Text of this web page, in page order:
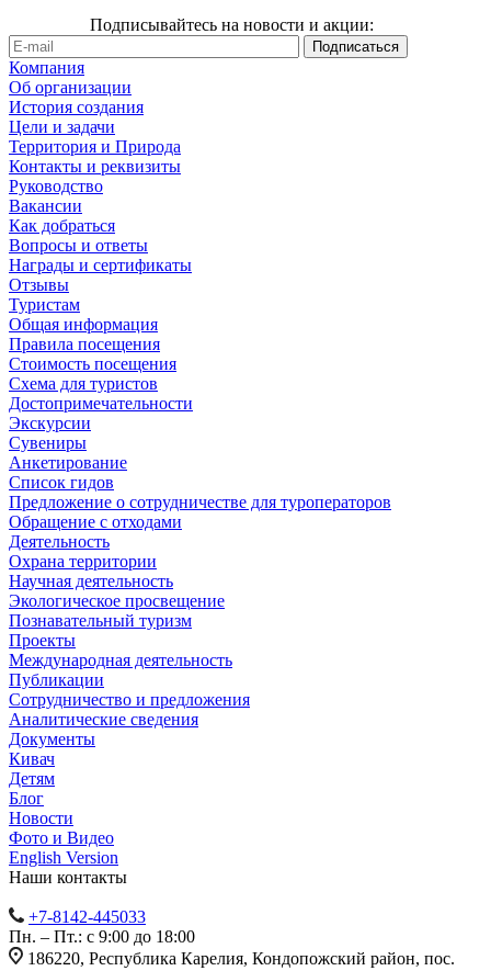
Подписывайтесь на новости и акции:
Компания
Об организации
История создания
Цели и задачи
Территория и Природа
Контакты и реквизиты
Руководство
Вакансии
Как добраться
Вопросы и ответы
Награды и сертификаты
Отзывы
Туристам
Общая информация
Правила посещения
Стоимость посещения
Схема для туристов
Достопримечательности
Экскурсии
Сувениры
Анкетирование
Список гидов
Предложение о сотрудничестве для туроператоров
Обращение с отходами
Деятельность
Охрана территории
Научная деятельность
Экологическое просвещение
Познавательный туризм
Проекты
Международная деятельность
Публикации
Сотрудничество и предложения
Аналитические сведения
Документы
Кивач
Детям
Блог
Новости
Фото и Видео
English Version
Наши контакты
+7-8142-445033
Пн. – Пт.: с 9:00 до 18:00
186220, Республика Карелия, Кондопожский район, пос.